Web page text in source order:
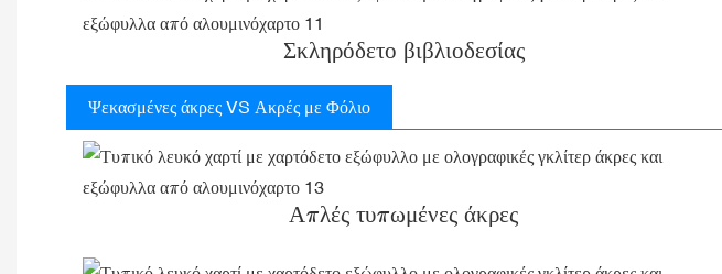
Σκληρόδετο βιβλιοδεσίας
Ψεκασμένες άκρες VS Ακρές με Φόλιο
Απλές τυπωμένες άκρες